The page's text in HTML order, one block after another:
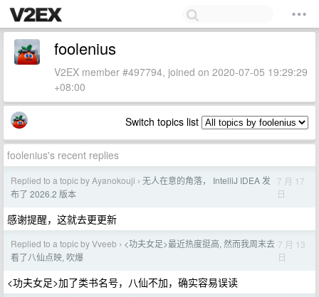
foolenius
V2EX member #497794, joined on 2020-07-05 19:29:29
+08:00
Switch topics list
foolenius's recent replies
Replied to a topic by Ayanokouji › 无人在意的角落， IntelliJ IDEA 发
布了 2026.2 版本
7 月 17
日
感谢提醒，这就去更更新
Replied to a topic by Vveeb › <功夫女足>最近热度挺高, 然而我周末去
看了八仙点映, 吹爆
7 月 13
日
<功夫女足>加了类书名号，八仙不加，确实容易误读